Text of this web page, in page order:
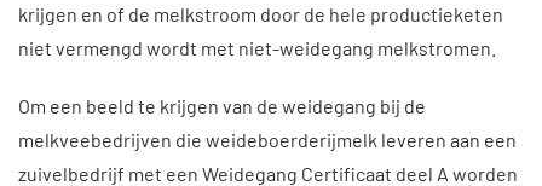
krijgen en of de melkstroom door de hele productieketen
niet vermengd wordt met niet-weidegang melkstromen.
Om een beeld te krijgen van de weidegang bij de
melkveebedrijven die weideboerderijmelk leveren aan een
zuivelbedrijf met een Weidegang Certificaat deel A worden